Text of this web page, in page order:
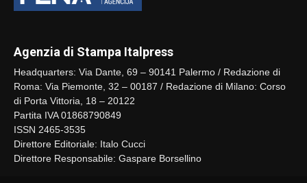
Agenzia di Stampa Italpress
Headquarters: Via Dante, 69 – 90141 Palermo / Redazione di
Roma: Via Piemonte, 32 – 00187 / Redazione di Milano: Corso
di Porta Vittoria, 18 – 20122
Partita IVA 01868790849
ISSN 2465-3535
Direttore Editoriale: Italo Cucci
Direttore Responsabile: Gaspare Borsellino